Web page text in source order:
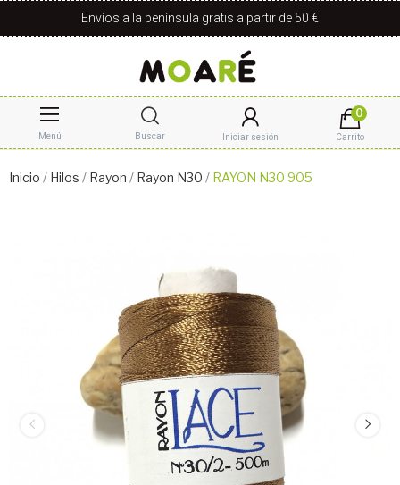
Envíos a la península gratis a partir de 50 €
Menú Buscar Iniciar sesión
0
Carrito
Inicio Hilos Rayon Rayon N30 RAYON N30 905